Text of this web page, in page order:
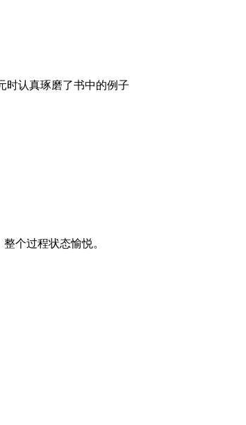
时认真琢磨了书中的例子
个过程状态愉悦。